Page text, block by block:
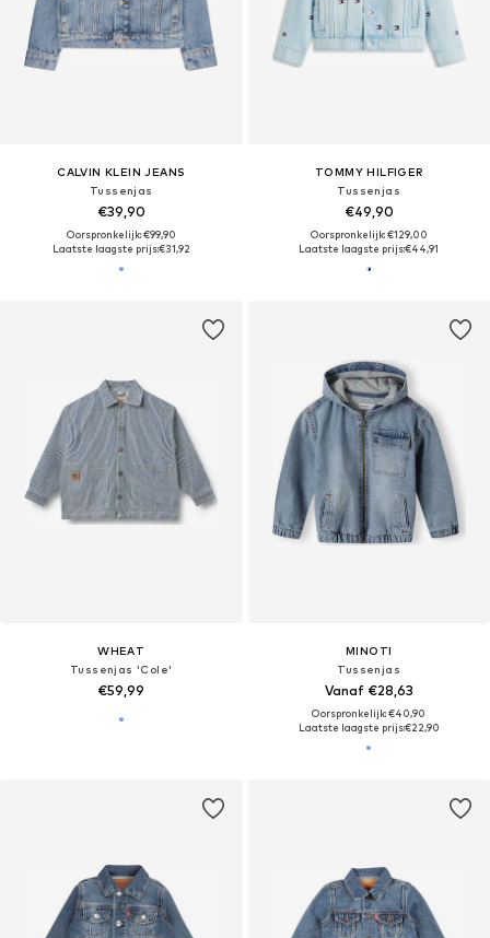
CALVIN KLEIN JEANS
Tussenjas
€39,90
Oorspronkelijk: €99,90
Laatste laagste prijs:€31,92
TOMMY HILFIGER
Tussenjas
€49,90
Oorspronkelijk: €129,00
Laatste laagste prijs:€44,91
WHEAT
Tussenjas 'Cole'
€59,99
MINOTI
Tussenjas
Vanaf €28,63
Oorspronkelijk: €40,90
Laatste laagste prijs:€22,90